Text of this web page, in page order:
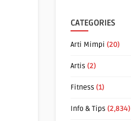
CATEGORIES
Arti Mimpi (20)
Artis (2)
Fitness (1)
Info & Tips (2,834)